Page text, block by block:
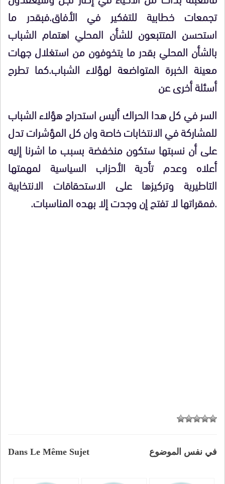
تجمعات خطابية للتفكير في الأفاق.فبقدر ما
استحسن المتتبعون للشأن المحلي اهتمام الشباب
بالشأن المحلي بقدر ما يتخوفون من استغلال جهات
معينة الخبرة المتواضعة لهؤلاء الشباب.كما تطرح
أسئلة أخرى عن
السر في كل هدا الحراك أليس استدراج هؤلاء الشباب
للمشاركة في الانتخابات خاصة وان كل المؤشرات تدل
على أن نسبتها ستكون منخفضة بسبب ما اشرنا إليه
أعلاه وعدم تأدية الأحزاب السياسية لمهمتها
التاطيرية وتركيزها على الاستحقاقات الانتخابية
.فمقراتها لا تفتح إن وجدت إلا بهده المناسبات.
Dans Le Même Sujet في نفس الموضوع